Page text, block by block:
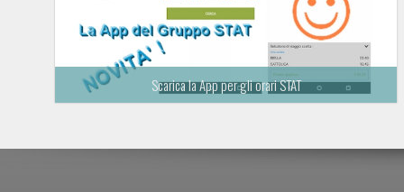
Scarica la App per gli orari STAT